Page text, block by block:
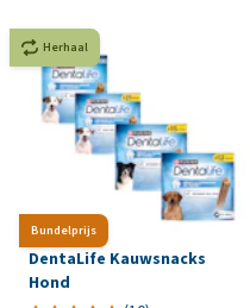
Bundelprijs
Herhaal
DentaLife Kauwsnacks
Hond